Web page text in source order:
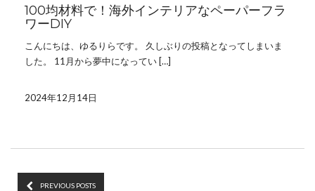
100均材料で！海外インテリアなペーパーフラ
ワーDIY
こんにちは、ゆるりらです。 久しぶりの投稿となってしまいま
した。 11月から夢中になってい […]
2024年12月14日
PREVIOUS POSTS